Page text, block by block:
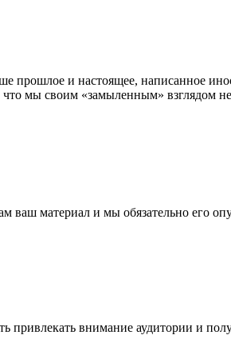
прошлое и настоящее, написанное
что мы своим «замыленным» взглядом
ваш материал и мы обязательно его
привлекать внимание аудитории и